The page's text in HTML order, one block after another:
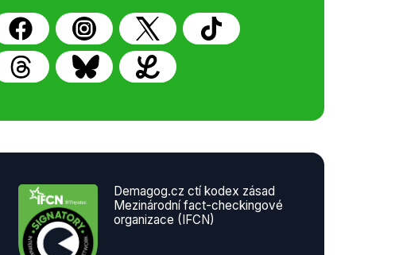
Demagog.cz ctí kodex zásad
Mezinárodní fact-checkingové
organizace (IFCN)